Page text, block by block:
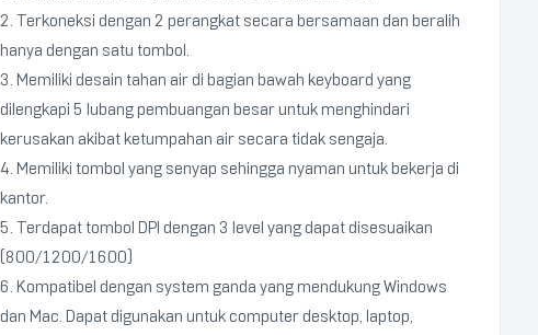
2. Terkoneksi dengan 2 perangkat secara bersamaan dan beralih
hanya dengan satu tombol.
3. Memiliki desain tahan air di bagian bawah keyboard yang
dilengkapi 5 lubang pembuangan besar untuk menghindari
kerusakan akibat ketumpahan air secara tidak sengaja.
4. Memiliki tombol yang senyap sehingga nyaman untuk bekerja di
kantor.
5. Terdapat tombol DPI dengan 3 level yang dapat disesuaikan
(800/1200/1600)
6. Kompatibel dengan system ganda yang mendukung Windows
dan Mac. Dapat digunakan untuk computer desktop, laptop,